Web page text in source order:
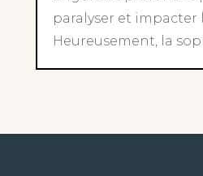
paralyser et impacter
Heureusement, la